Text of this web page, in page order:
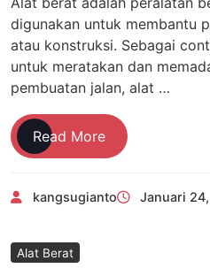
digunakan untuk membantu
atau konstruksi. Sebagai
untuk meratakan dan
pembuatan jalan, alat …
Read MoreTernyata
Ini
Alat
kangsugianto Januari
Alat Berat